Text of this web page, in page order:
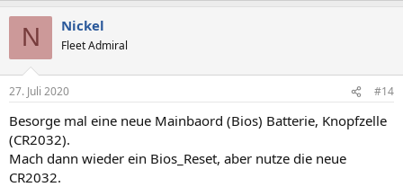
N Nickel
Fleet Admiral
27. Juli 2020 #14
Besorge mal eine neue Mainbaord (Bios) Batterie, Knopfzelle
(CR2032).
Mach dann wieder ein Bios_Reset, aber nutze die neue
CR2032.